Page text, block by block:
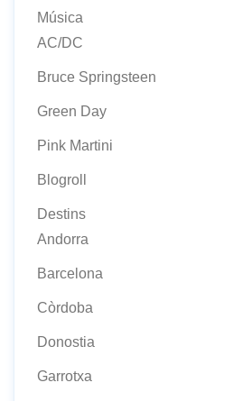
Música
AC/DC
Bruce Springsteen
Green Day
Pink Martini
Blogroll
Destins
Andorra
Barcelona
Còrdoba
Donostia
Garrotxa